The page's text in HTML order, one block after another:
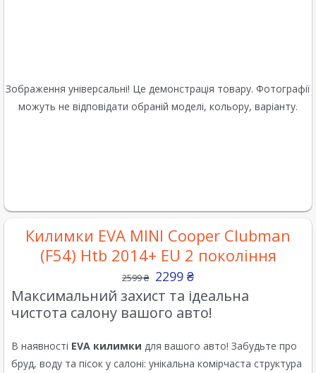
Зображення універсальні! Це демонстрація товару. Фотографії
можуть не відповідати обраній моделі, кольору, варіанту.
Килимки EVA MINI Cooper Clubman
(F54) Htb 2014+ EU 2 покоління
2599₴ 2299 ₴
Максимальний захист та ідеальна
чистота салону вашого авто!
В наявності EVA килимки для вашого авто! Забудьте про
бруд, воду та пісок у салоні: унікальна комірчаста структура